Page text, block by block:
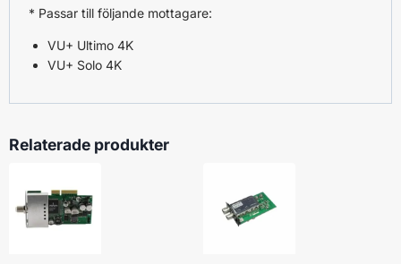
* Passar till följande mottagare:
VU+ Ultimo 4K
VU+ Solo 4K
Relaterade produkter